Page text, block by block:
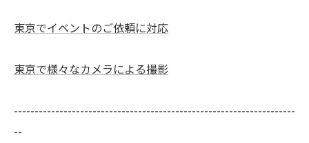
東京でイベントのご依頼に対応
東京で様々なカメラによる撮影
--------------------------------------------------------------------
--